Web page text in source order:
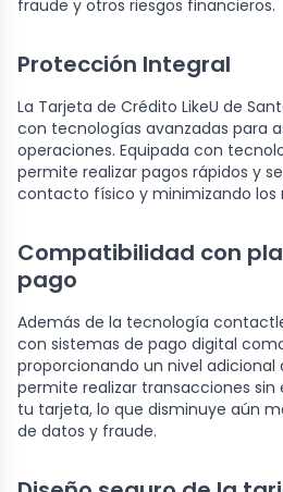
fraude y otros riesgos financieros.
Protección Integral
La Tarjeta de Crédito LikeU de
con tecnologías avanzadas para
operaciones. Equipada con
permite realizar pagos rápidos y
contacto físico y minimizando los
Compatibilidad con
pago
Además de la tecnología
con sistemas de pago digital
proporcionando un nivel adicional
permite realizar transacciones
tu tarjeta, lo que disminuye aún
de datos y fraude.